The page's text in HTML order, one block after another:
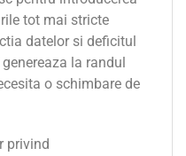
tot mai stricte
datelor si deficitul
la randul
o schimbare de
privind